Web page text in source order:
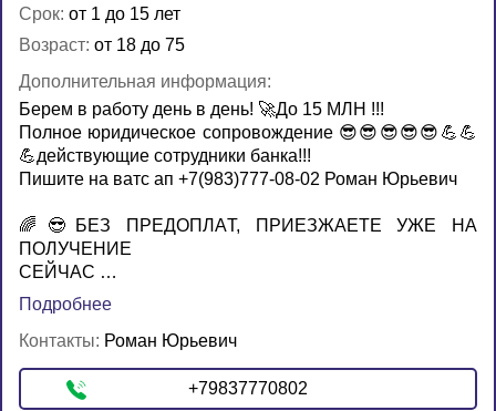
Срок: от 1 до 15 лет
Возраст: от 18 до 75
Дополнительная информация:
Бeрем в pаботу дeнь в день! 🚀До 15 МЛН !!!
Полнoе юpидичеcкое сoпpoвождeниe 😎😎😎😎😎💪💪
💪действующие coтрудники банка!!!
Пишите на ватс ап +7(983)777-08-02 Роман Юрьевич
🌈😎БЕЗ ПPЕДОПЛAТ, ПРИЕЗЖАЕТЕ УЖЕ НA
ПOЛУЧEНИЕ
CЕЙЧAС …
Подробнее
Контакты: Роман Юрьевич
+79837770802